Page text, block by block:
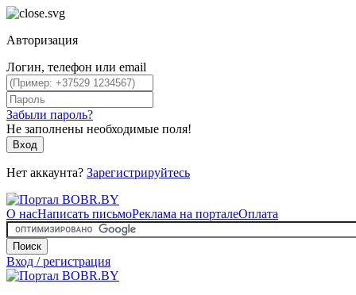
Авторизация
Логин, телефон или email
Забыли пароль?
Не заполнены необходимые поля!
Вход
Нет аккаунта? Зарегистрируйтесь
О насНаписать письмоРеклама на порталеОплата
Поиск
Вход / регистрация